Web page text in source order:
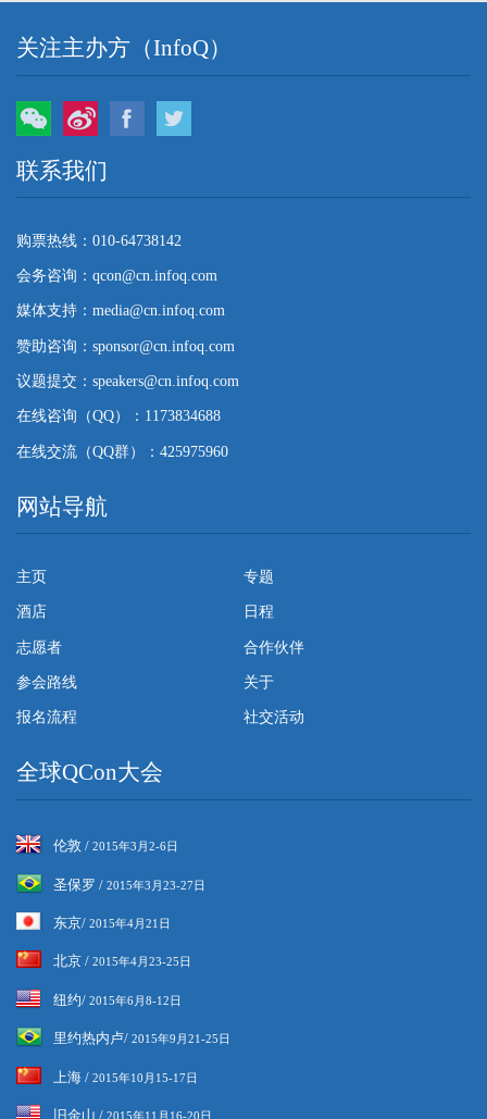
关注主办方（InfoQ）
微信 微博 Facebook
联系我们
购票热线：010-64738142
会务咨询：qcon@cn.infoq.com
媒体支持：media@cn.infoq.com
赞助咨询：sponsor@cn.infoq.com
议题提交：speakers@cn.infoq.com
在线咨询（QQ）：1173834688
在线交流（QQ群）：425975960
网站导航
主页 专题
酒店 日程
志愿者 合作伙伴
参会路线 关于
报名流程 社交活动
全球QCon大会
伦敦 / 2015年3月2-6日
圣保罗 / 2015年3月23-27日
东京/ 2015年4月21日
北京 / 2015年4月23-25日
纽约/ 2015年6月8-12日
里约热内卢/ 2015年9月21-25日
上海 / 2015年10月15-17日
旧金山 / 2015年11月16-20日